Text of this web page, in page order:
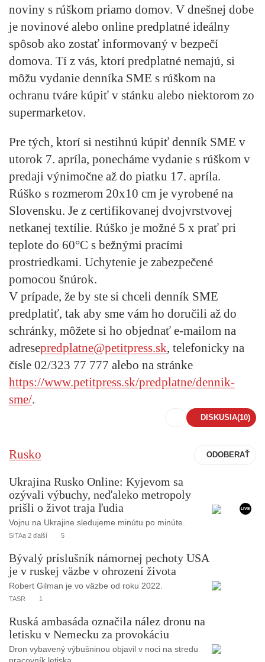
noviny s rúškom priamo domov. V dnešnej dobe
je novinové alebo online predplatné ideálny
spôsob ako zostať informovaný v bezpečí
domova. Tí z vás, ktorí predplatné nemajú, si
môžu vydanie denníka SME s rúškom na
ochranu tváre kúpiť v stánku alebo niektorom zo
supermarketov.
Pre tých, ktorí si nestihnú kúpiť denník SME v
utorok 7. apríla, ponecháme vydanie s rúškom v
predaji výnimočne až do piatku 17. apríla.
Rúško s rozmerom 20x10 cm je vyrobené na
Slovensku. Je z certifikovanej dvojvrstvovej
netkanej textílie. Rúško je možné 5 x prať pri
teplote do 60°C s bežnými pracími
prostriedkami. Uchytenie je zabezpečené
pomocou šnúrok.
V prípade, že by ste si chceli denník SME
predplatiť, tak aby sme vám ho doručili až do
schránky, môžete si ho objednať e-mailom na
adresepredplatne@petitpress.sk, telefonicky na
čísle 02/323 77 777 alebo na stránke
https://www.petitpress.sk/predplatne/dennik-
sme/.
DISKUSIA(10)
Rusko
LIVE
Ukrajina Rusko Online: Kyjevom sa
ozývali výbuchy, neďaleko metropoly
prišli o život traja ľudia
Vojnu na Ukrajine sledujeme minútu po minúte.
SITAa 2 ďalší 5
Bývalý príslušník námornej pechoty USA
je v ruskej väzbe v ohrození života
Robert Gilman je vo väzbe od roku 2022.
TASR 1
Ruská ambasáda označila nález dronu na
letisku v Nemecku za provokáciu
Dron vybavený výbušninou objavil v noci na stredu